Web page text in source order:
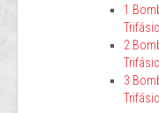
1
2
3